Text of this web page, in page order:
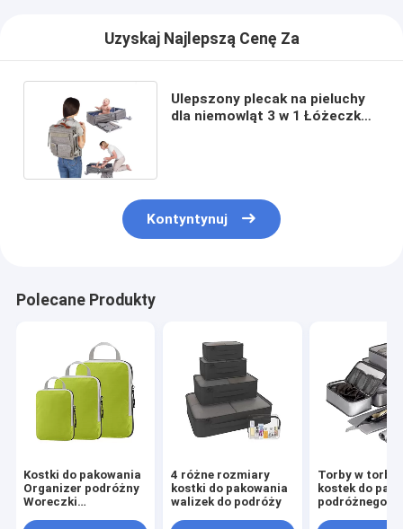
Uzyskaj Najlepszą Cenę Za
Ulepszony plecak na pieluchy
dla niemowląt 3 w 1 Łóżeczko
Kontyntynuj
Polecane Produkty
Kostki do pakowania
Organizer podróżny
Woreczki
4 różne rozmiary
kostki do pakowania
walizek do podróży
Torby w torbie
kostek do
podróżnego